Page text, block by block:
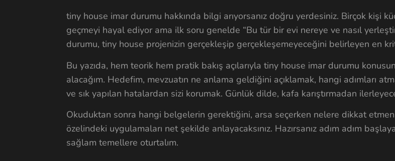
tiny house imar durumu hakkında bilgi arıyorsanız doğru yerdesiniz. Birçok kişi
geçmeyi hayal ediyor ama ilk soru genelde “Bu tür bir evi nereye ve nasıl
durumu, tiny house projenizin gerçekleşip gerçekleşemeyeceğini belirleyen en
Bu yazıda, hem teorik hem pratik bakış açılarıyla tiny house imar durumu
alacağım. Hedefim, mevzuatın ne anlama geldiğini açıklamak, hangi adımları
ve sık yapılan hatalardan sizi korumak. Günlük dilde, kafa karıştırmadan
Okuduktan sonra hangi belgelerin gerektiğini, arsa seçerken nelere dikkat
özelindeki uygulamaları net şekilde anlayacaksınız. Hazırsanız adım adım
sağlam temellere oturtalım.